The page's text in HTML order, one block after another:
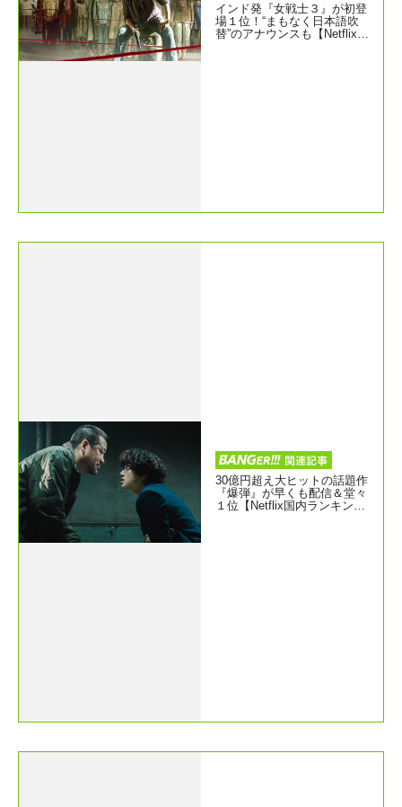
インド発『女戦士３』が初登
場１位！“まもなく日本語吹
替”のアナウンスも【Netflix世
30億円超え大ヒットの話題作
『爆弾』が早くも配信＆堂々
１位【Netflix国内ランキング